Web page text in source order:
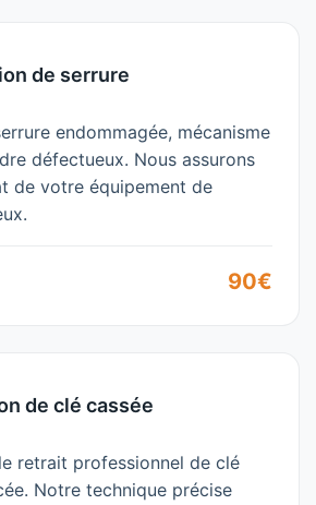
de serrure
endommagée, mécanisme
défectueux. Nous assurons
de votre équipement de
.
90€
de clé cassée
retrait professionnel de clé
Notre technique précise